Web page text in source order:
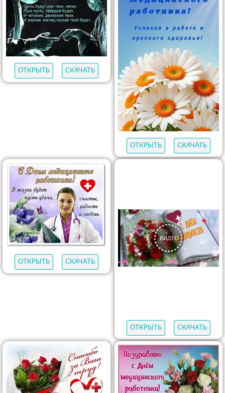
ОТКРЫТЬ СКАЧАТЬ
ОТКРЫТЬ СКАЧАТЬ
ОТКРЫТЬ СКАЧАТЬ
ОТКРЫТЬ СКАЧАТЬ